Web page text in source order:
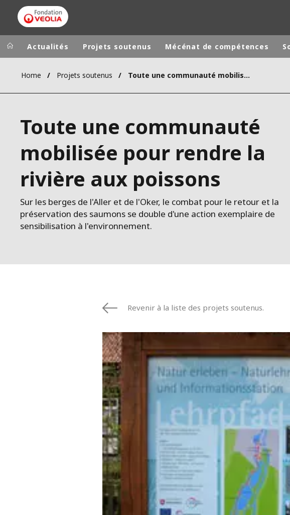
Groupe Veolia
CAMPUS
FONDATION
INSTITUT
Dans le monde
AMÉRIQUE DU NORD
Actualités Projets soutenus Mécénat de compétences
Home Projets soutenus Toute une communauté mobilisée pour rendre la rivière aux poissons
Toute une communauté
mobilisée pour rendre la
rivière aux poissons
Sur les berges de l'Aller et de l'Oker, le combat pour le retour et la
préservation des saumons se double d'une action exemplaire de
sensibilisation à l'environnement.
Revenir à la liste des projets soutenus.